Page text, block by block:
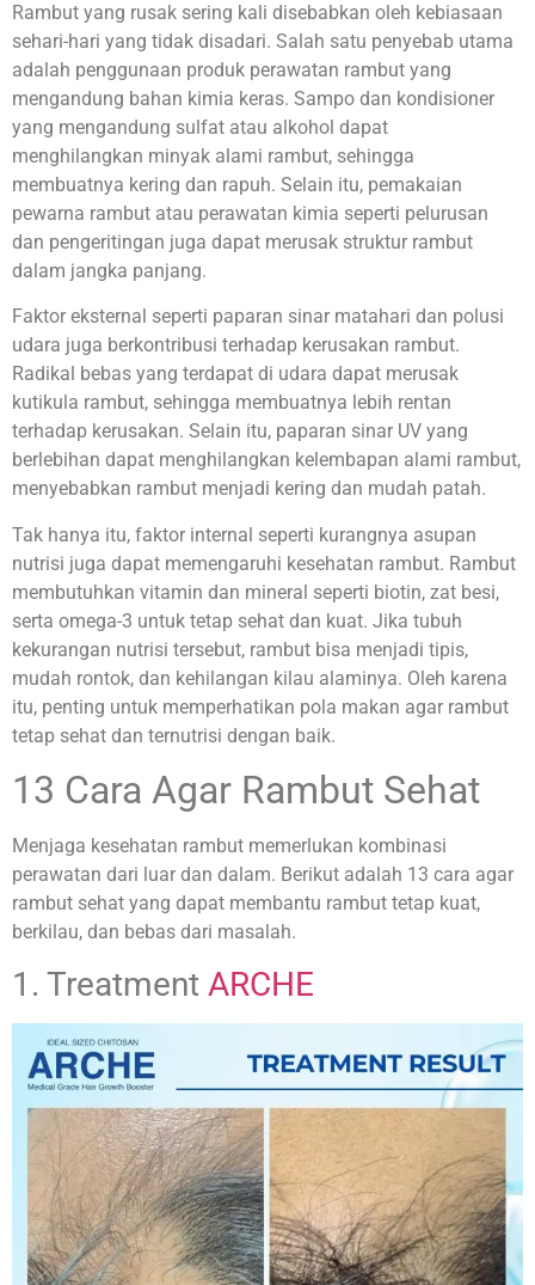
Rambut yang rusak sering kali disebabkan oleh kebiasaan
sehari-hari yang tidak disadari. Salah satu penyebab utama
adalah penggunaan produk perawatan rambut yang
mengandung bahan kimia keras. Sampo dan kondisioner
yang mengandung sulfat atau alkohol dapat
menghilangkan minyak alami rambut, sehingga
membuatnya kering dan rapuh. Selain itu, pemakaian
pewarna rambut atau perawatan kimia seperti pelurusan
dan pengeritingan juga dapat merusak struktur rambut
dalam jangka panjang.
Faktor eksternal seperti paparan sinar matahari dan polusi
udara juga berkontribusi terhadap kerusakan rambut.
Radikal bebas yang terdapat di udara dapat merusak
kutikula rambut, sehingga membuatnya lebih rentan
terhadap kerusakan. Selain itu, paparan sinar UV yang
berlebihan dapat menghilangkan kelembapan alami rambut,
menyebabkan rambut menjadi kering dan mudah patah.
Tak hanya itu, faktor internal seperti kurangnya asupan
nutrisi juga dapat memengaruhi kesehatan rambut. Rambut
membutuhkan vitamin dan mineral seperti biotin, zat besi,
serta omega-3 untuk tetap sehat dan kuat. Jika tubuh
kekurangan nutrisi tersebut, rambut bisa menjadi tipis,
mudah rontok, dan kehilangan kilau alaminya. Oleh karena
itu, penting untuk memperhatikan pola makan agar rambut
tetap sehat dan ternutrisi dengan baik.
13 Cara Agar Rambut Sehat
Menjaga kesehatan rambut memerlukan kombinasi
perawatan dari luar dan dalam. Berikut adalah 13 cara agar
rambut sehat yang dapat membantu rambut tetap kuat,
berkilau, dan bebas dari masalah.
1. Treatment ARCHE